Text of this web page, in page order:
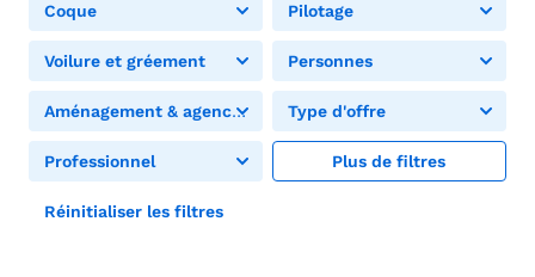
Coque Pilotage
Voilure et gréement Personnes
Aménagement & agencement Type d'offre
Professionnel Plus de filtres
Réinitialiser les filtres